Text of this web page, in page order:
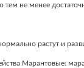
тем не менее
растут и
Марантовые: